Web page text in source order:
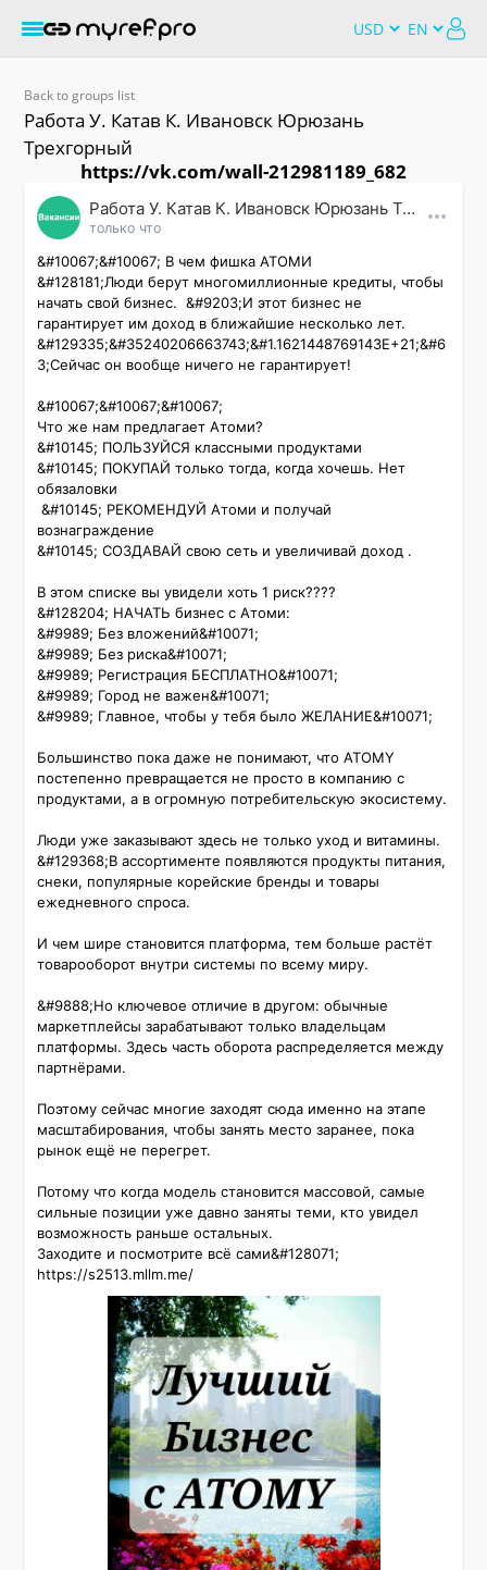
Back to groups list
Работа У. Катав К. Ивановск Юрюзань
Трехгорный
https://vk.com/wall-212981189_682
Работа У. Катав К. Ивановск Юрюзань Трехгорный
только что
&#10067;&#10067; В чем фишка АТОМИ
&#128181;Люди берут многомиллионные кредиты, чтобы
начать свой бизнес.  &#9203;И этот бизнес не
гарантирует им доход в ближайшие несколько лет.
&#129335;&#35240206663743;&#1.1621448769143E+21;&#6
3;Сейчас он вообще ничего не гарантирует!
&#10067;&#10067;&#10067;
Что же нам предлагает Атоми?
&#10145; ПОЛЬЗУЙСЯ классными продуктами
&#10145;️ ПОКУПАЙ только тогда, когда хочешь. Нет
обязаловки
&#10145; РЕКОМЕНДУЙ Атоми и получай
вознаграждение
&#10145; СОЗДАВАЙ свою сеть и увеличивай доход .
В этом списке вы увидели хоть 1 риск????
&#128204; НАЧАТЬ бизнес с Атоми:
&#9989; Без вложений&#10071;
&#9989; Без риска&#10071;
&#9989; Регистрация БЕСПЛАТНО&#10071;
&#9989; Город не важен&#10071;
&#9989; Главное, чтобы у тебя было ЖЕЛАНИЕ&#10071;
Большинство пока даже не понимают, что ATOMY
постепенно превращается не просто в компанию с
продуктами, а в огромную потребительскую экосистему.
Люди уже заказывают здесь не только уход и витамины.
&#129368;В ассортименте появляются продукты питания,
снеки, популярные корейские бренды и товары
ежедневного спроса.
И чем шире становится платформа, тем больше растёт
товарооборот внутри системы по всему миру.
&#9888;️Но ключевое отличие в другом: обычные
маркетплейсы зарабатывают только владельцам
платформы. Здесь часть оборота распределяется между
партнёрами.
Поэтому сейчас многие заходят сюда именно на этапе
масштабирования, чтобы занять место заранее, пока
рынок ещё не перегрет.
Потому что когда модель становится массовой, самые
сильные позиции уже давно заняты теми, кто увидел
возможность раньше остальных.
Заходите и посмотрите всё сами&#128071;
https://s2513.mllm.me/